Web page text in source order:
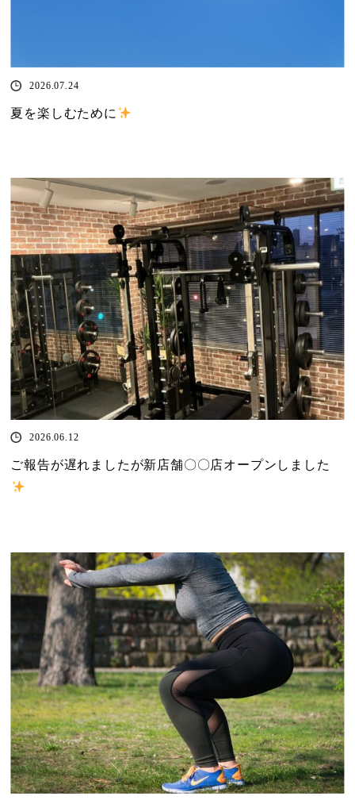
2026.07.24
夏を楽しむために
2026.06.12
ご報告が遅れましたが新店舗〇〇店オープンしました